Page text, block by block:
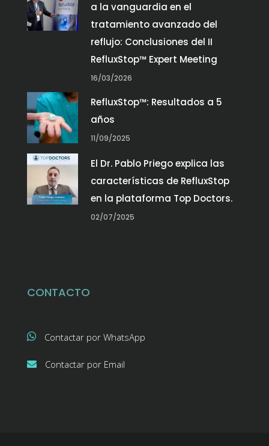
a la vanguardia en el
tratamiento avanzado del
reflujo: Conclusiones del II
RefluxStop™ Expert Meeting
16/03/2026
RefluxStop™: Resultados a 5
años
11/09/2025
El Dr. Pablo Priego explica las
características de RefluxStop
en la plataforma Top Doctors.
02/07/2025
CONTACTO
Contactar por WhatsApp
Contactar por Email